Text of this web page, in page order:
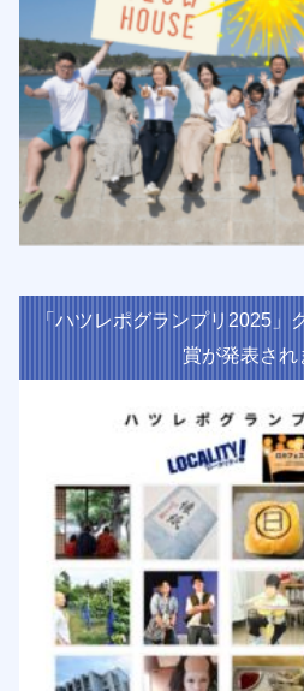
「ハツレポグランプリ2025」
賞が発表され